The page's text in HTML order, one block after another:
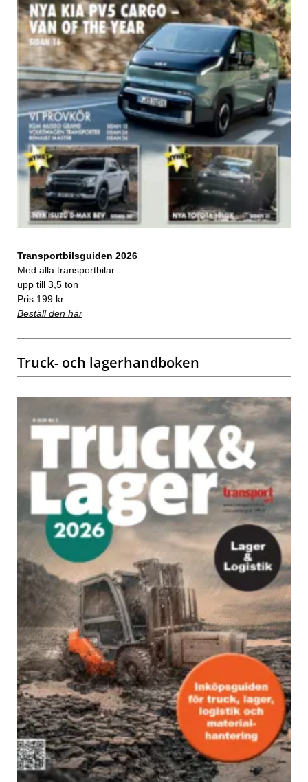
Transportbilsguiden 2026
Med alla transportbilar
upp till 3,5 ton
Pris 199 kr
Beställ den här
Truck- och lagerhandboken